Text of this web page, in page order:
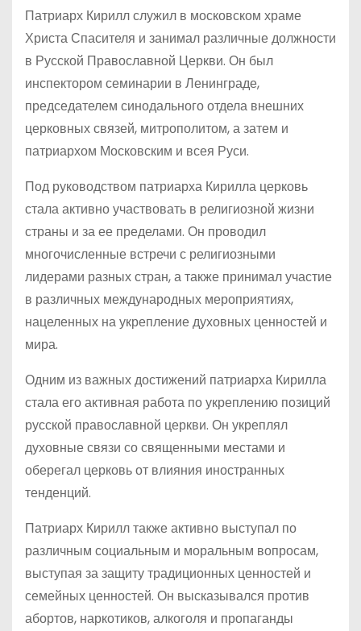
Патриарх Кирилл служил в московском храме
Христа Спасителя и занимал различные должности
в Русской Православной Церкви. Он был
инспектором семинарии в Ленинграде,
председателем синодального отдела внешних
церковных связей, митрополитом, а затем и
патриархом Московским и всея Руси.
Под руководством патриарха Кирилла церковь
стала активно участвовать в религиозной жизни
страны и за ее пределами. Он проводил
многочисленные встречи с религиозными
лидерами разных стран, а также принимал участие
в различных международных мероприятиях,
нацеленных на укрепление духовных ценностей и
мира.
Одним из важных достижений патриарха Кирилла
стала его активная работа по укреплению позиций
русской православной церкви. Он укреплял
духовные связи со священными местами и
оберегал церковь от влияния иностранных
тенденций.
Патриарх Кирилл также активно выступал по
различным социальным и моральным вопросам,
выступая за защиту традиционных ценностей и
семейных ценностей. Он высказывался против
абортов, наркотиков, алкоголя и пропаганды